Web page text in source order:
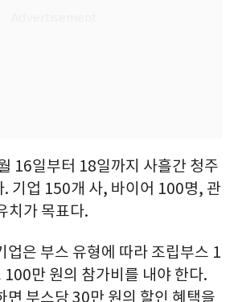
16일부터 18일까지 사흘간 청주
. 기업 150개 사, 바이어 100명, 관
치가 목표다.
업은 부스 유형에 따라 조립부스 1
만 원의 참가비를 내야 한다.
면 부스당 30만 원의 할인 혜택을